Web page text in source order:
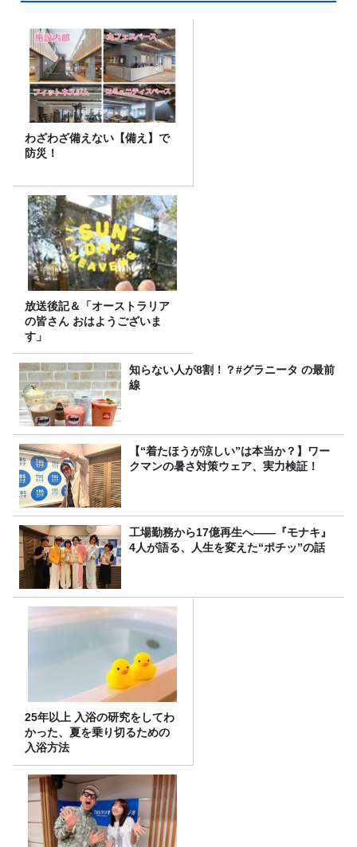
わざわざ備えない【備え】で
防災！
放送後記＆「オーストラリア
の皆さん おはようございま
す」
知らない人が8割！？#グラニータ の最前
線
【“着たほうが涼しい”は本当か？】ワー
クマンの暑さ対策ウェア、実力検証！
工場勤務から17億再生へ——『モナキ』
4人が語る、人生を変えた“ポチッ”の話
25年以上 入浴の研究をしてわ
かった、夏を乗り切るための
入浴方法